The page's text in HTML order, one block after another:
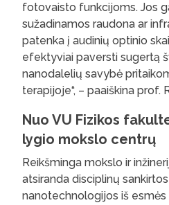
fotovaisto funkcijoms. Jos
sužadinamos raudona ar
patenka į audinių optinio
efektyviai paversti sugertą
nanodalelių savybė
terapijoje“, – paaiškina prof.
Nuo VU Fizikos
lygio mokslo centrų
Reikšminga mokslo ir
atsiranda disciplinų
nanotechnologijos iš esmės